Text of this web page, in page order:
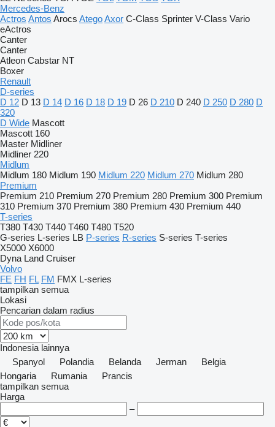
Mercedes-Benz
Actros Antos Arocs AtegoAxor C-Class Sprinter V-Class Vario
eActros
Canter
Canter
Atleon Cabstar NT
Boxer
Renault
D-series
D 12 D 13 D 14 D 16 D 18 D 19 D 26 D 210 D 240 D 250 D 280 D
320
D Wide Mascott
Mascott 160
Master Midliner
Midliner 220
Midlum
Midlum 180 Midlum 190 Midlum 220 Midlum 270 Midlum 280
Premium
Premium 210 Premium 270 Premium 280 Premium 300 Premium
310 Premium 370 Premium 380 Premium 430 Premium 440
T-series
T380 T430 T440 T460 T480 T520
G-series L-series LB P-series R-series S-series T-series
X5000 X6000
Dyna Land Cruiser
Volvo
FE FH FL FM FMX L-series
tampilkan semua
Lokasi
Pencarian dalam radius
Indonesia lainnya
Spanyol
Polandia Belanda Jerman
Belgia
Hongaria
Rumania
Prancis
tampilkan semua
Harga
–